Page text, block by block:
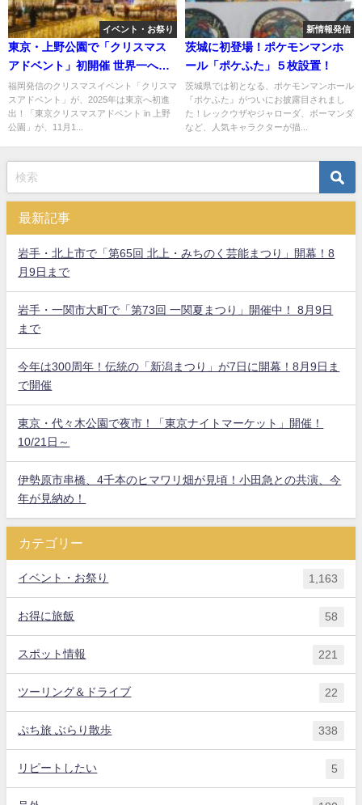
イベント・お祭り
東京・上野公園で「クリスマス
アドベント」初開催 世界一への
挑戦！
福岡発信のクリスマスイベント「クリスマ
スアドベント」が、2025年は東京へ初進
出！「東京クリスマスアドベント in 上野
公園」が、11月1...
新情報発信
茨城に初登場！ポケモンマンホ
ール「ポケふた」５枚設置！
茨城県では初となる、ポケモンマンホール
『ポケふた』がついにお披露目されまし
た！レックウザやジャローダ、ボーマンダ
など、人気キャラクターが描...
最新記事
岩手・北上市で「第65回 北上・みちのく芸能まつり」開幕！8
月9日まで
岩手・一関市大町で「第73回 一関夏まつり」開催中！ 8月9日
まで
今年は300周年！伝統の「新潟まつり」が7日に開幕！8月9日ま
で開催
東京・代々木公園で夜市！「東京ナイトマーケット」開催！
10/21日～
伊勢原市串橋、4千本のヒマワリ畑が見頃！小田急との共演、今
年が見納め！
カテゴリー
イベント・お祭り 1,163
お得に旅飯 58
スポット情報 221
ツーリング＆ドライブ 22
ぷち旅 ぶらり散歩 338
リピートしたい 5